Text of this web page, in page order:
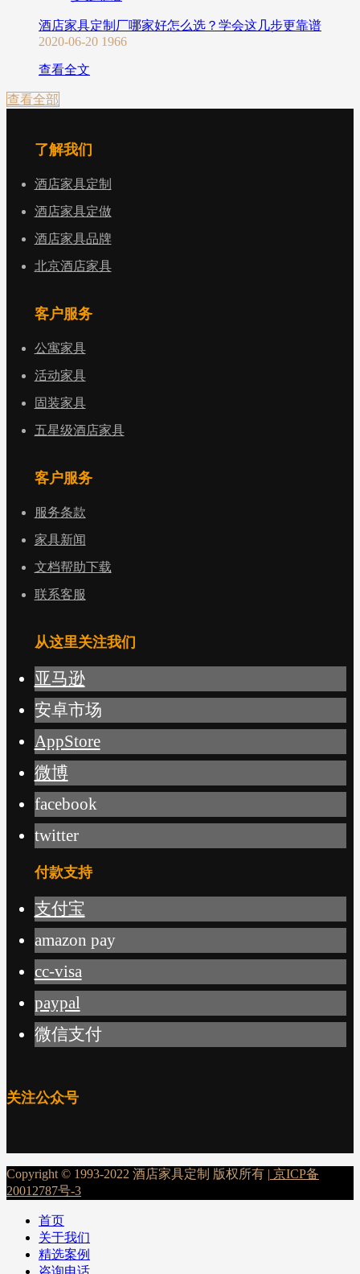
酒店家具定制厂哪家好怎么选？学会这几步更靠谱
2020-06-20 1966
查看全文
查看全部
了解我们
酒店家具定制
酒店家具定做
酒店家具品牌
北京酒店家具
客户服务
公寓家具
活动家具
固装家具
五星级酒店家具
客户服务
服务条款
家具新闻
文档帮助下载
联系客服
从这里关注我们
亚马逊
安卓市场
AppStore
微博
facebook
twitter
付款支持
支付宝
amazon pay
cc-visa
paypal
微信支付
关注公众号
Copyright © 1993-2022 酒店家具定制 版权所有 | 京ICP备
20012787号-3
首页
关于我们
精选案例
咨询电话